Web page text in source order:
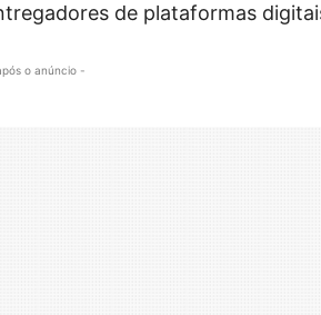
de plataformas
o anúncio -